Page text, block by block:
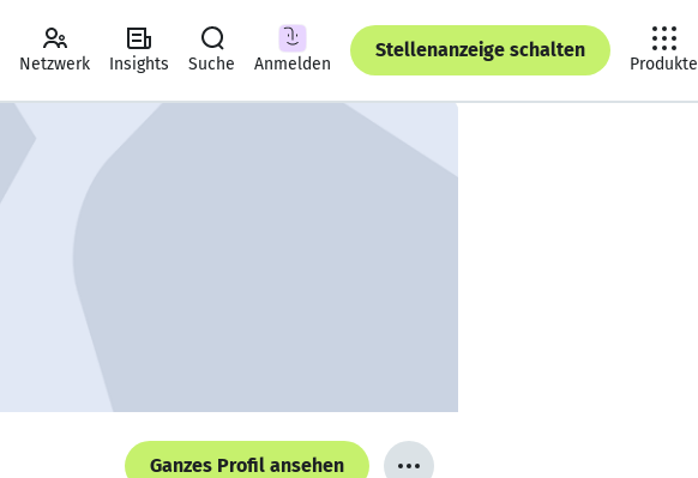
Netzwerk Insights Suche Anmelden
Stellenanzeige schalten
Produkte
Ganzes Profil ansehen